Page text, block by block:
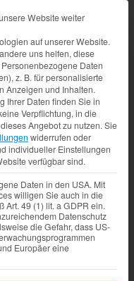
Website weiter
auf unserer Website.
uns helfen, diese
Personenbezogene Daten
z. B. für personalisierte
Anzeigen und Inhalten.
Ihrer Daten finden Sie in
Verpflichtung, in die
Angebot zu nutzen. Sie
widerrufen oder
individueller Einstellungen
verfügbar sind.
Daten in den USA. Mit
willigen Sie auch in die
Art. 49 (1) lit. a GDPR ein.
Datenschutz
die Gefahr, dass US-
Europäer eine